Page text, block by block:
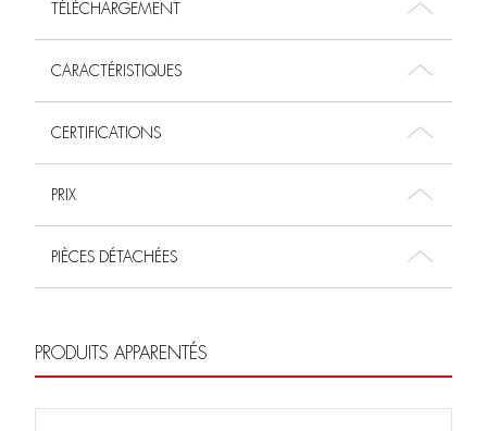
TÉLÉCHARGEMENT
CARACTÉRISTIQUES
CERTIFICATIONS
PRIX
PIÈCES DÉTACHÉES
PRODUITS APPARENTÉS